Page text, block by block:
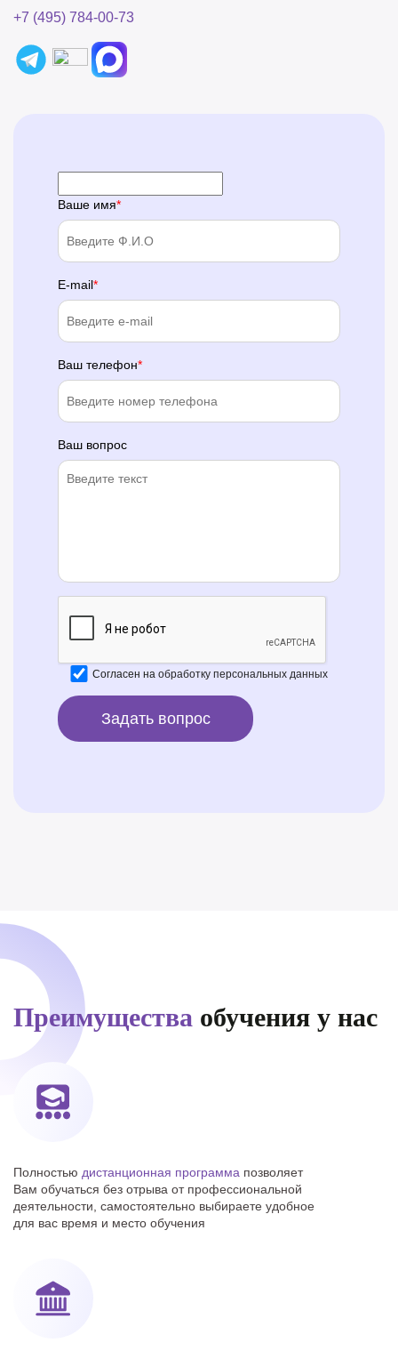
+7 (495) 784-00-73
Ваше имя
E-mail
Ваш телефон
Ваш вопрос
Согласен на обработку персональных данных
Преимущества обучения у нас
Полностью дистанционная программа позволяет
Вам обучаться без отрыва от профессиональной
деятельности, самостоятельно выбираете удобное
для вас время и место обучения